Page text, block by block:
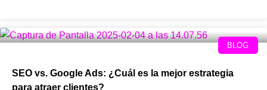
BLOG
SEO vs. Google Ads: ¿Cuál es la mejor estrategia
para atraer clientes?